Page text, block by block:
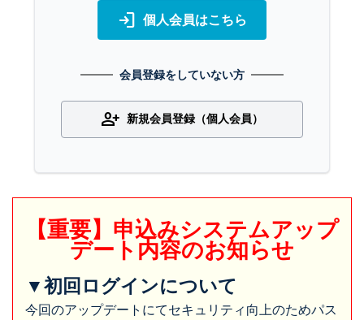
login 個人会員はこちら
会員登録をしていない方
person_add 新規会員登録（個人会員）
【重要】申込みシステムアップ
デート内容のお知らせ
▼初回ログインについて
今回のアップデートにてセキュリティ向上のためパス